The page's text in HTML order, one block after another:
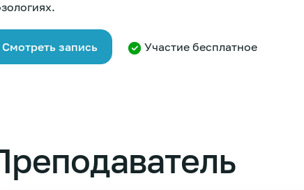
Смотреть запись Участие бесплатное